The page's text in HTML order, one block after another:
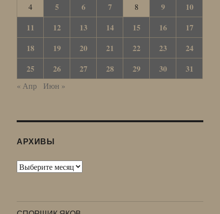
4 5 6 7 8 9
10
11
12 13 14 15 16
17
18
19 20 21 22 23
24
25
26 27 28 29 30 31
« Апр Июн »
АРХИВЫ
Архивы